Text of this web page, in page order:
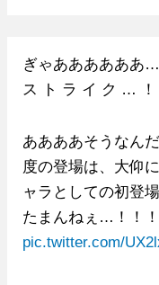
ぎゃああああああ…
ス ト ラ イ ク … ！
ああああそうなん
度の登場は、大仰
ャラとしての初登
たまんねぇ…！！！
pic.twitter.com/